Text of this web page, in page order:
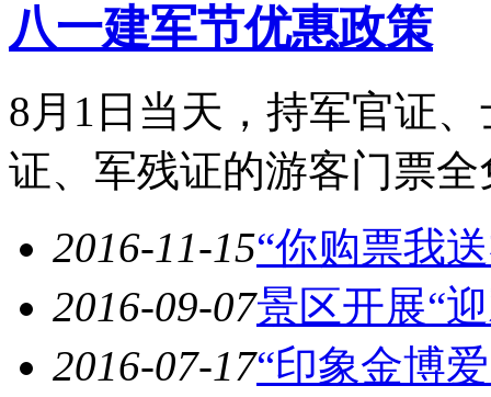
八一建军节优惠政策
8月1日当天，持军官证
证、军残证的游客门票
2016-11-15“你购票我
2016-09-07景区开展“
2016-07-17“印象金博